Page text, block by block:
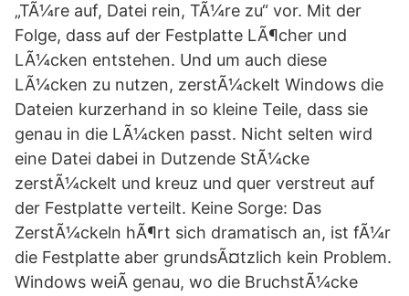
„TÃ¼re auf, Datei rein, TÃ¼re zu“ vor. Mit der
Folge, dass auf der Festplatte LÃ¶cher und
LÃ¼cken entstehen. Und um auch diese
LÃ¼cken zu nutzen, zerstÃ¼ckelt Windows die
Dateien kurzerhand in so kleine Teile, dass sie
genau in die LÃ¼cken passt. Nicht selten wird
eine Datei dabei in Dutzende StÃ¼cke
zerstÃ¼ckelt und kreuz und quer verstreut auf
der Festplatte verteilt. Keine Sorge: Das
ZerstÃ¼ckeln hÃ¶rt sich dramatisch an, ist fÃ¼r
die Festplatte aber grundsÃ¤tzlich kein Problem.
Windows weiÃ genau, wo die BruchstÃ¼cke